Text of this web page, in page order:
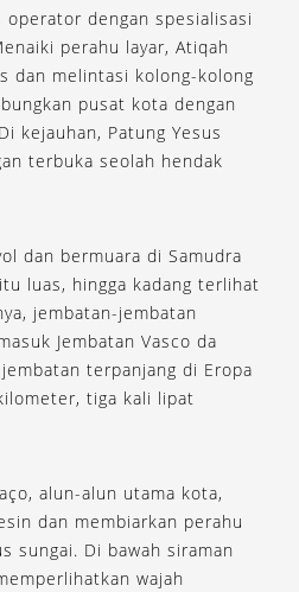
operator dengan spesialisasi
perahu layar, Atiqah
dan melintasi kolong-kolong
pusat kota dengan
kejauhan, Patung Yesus
terbuka seolah hendak
dan bermuara di Samudra
luas, hingga kadang terlihat
jembatan-jembatan
Jembatan Vasco da
terpanjang di Eropa
tiga kali lipat
alun-alun utama kota,
dan membiarkan perahu
sungai. Di bawah siraman
wajah